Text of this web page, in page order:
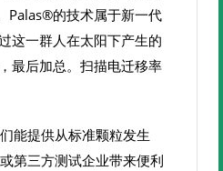
Palas®的技术属于新一代
这一群人在太阳下产生的
最后加总。扫描电迁移率
能提供从标准颗粒发生
第三方测试企业带来便利